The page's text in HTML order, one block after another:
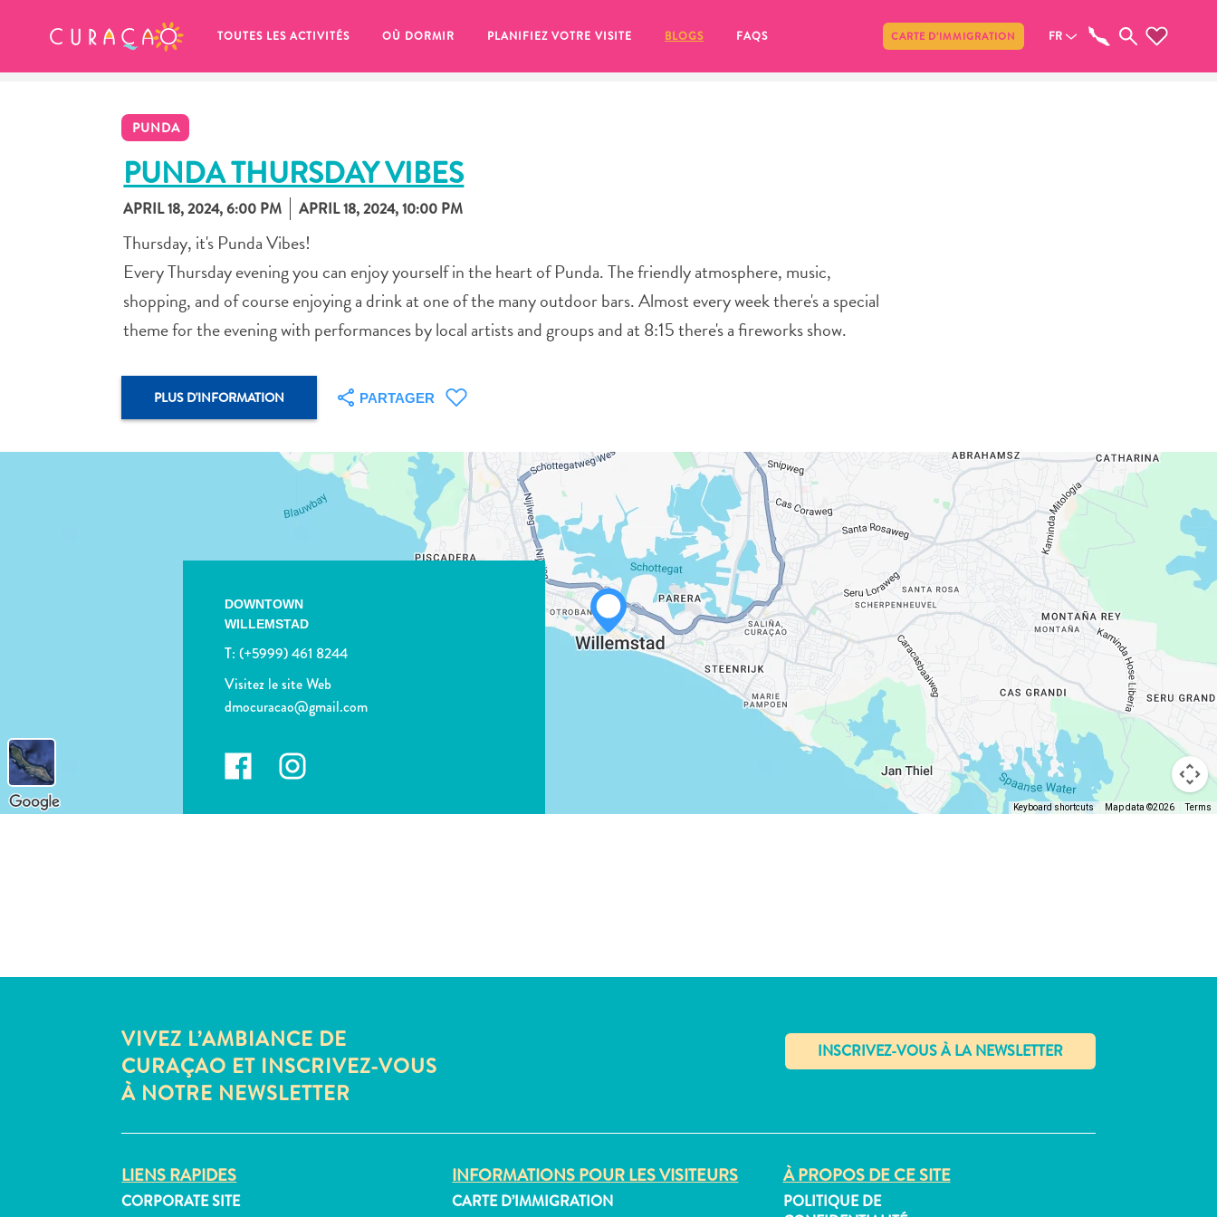
TOUTES LES ACTIVITÉS OÙ DORMIR PLANIFIEZ VOTRE VISITE BLOGS FAQS CARTE D’IMMIGRATION FR
PUNDA
PUNDA THURSDAY VIBES
APRIL 18, 2024, 6:00 PM APRIL 18, 2024, 10:00 PM
Thursday, it's Punda Vibes!
Every Thursday evening you can enjoy yourself in the heart of Punda. The friendly atmosphere, music,
shopping, and of course enjoying a drink at one of the many outdoor bars. Almost every week there's a special
theme for the evening with performances by local artists and groups and at 8:15 there's a fireworks show.
PLUS D'INFORMATION PARTAGER
WHATSAPP
DOWNTOWN
WILLEMSTAD
T: (+5999) 461 8244
Visitez le site Web
dmocuracao@gmail.com
Keyboard shortcuts Map data ©2026 Terms
VIVEZ L’AMBIANCE DE
CURAÇAO ET INSCRIVEZ-VOUS
À NOTRE NEWSLETTER
✕
LIENS RAPIDES
CORPORATE SITE
INFORMATIONS POUR LES VISITEURS
CARTE D’IMMIGRATION
À PROPOS DE CE SITE
POLITIQUE DE
MES FAVORIS Partager
of your favorite places to stay yet.